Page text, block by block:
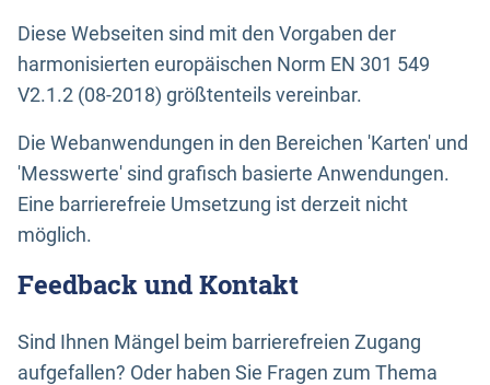
Diese Webseiten sind mit den Vorgaben der
harmonisierten europäischen Norm EN 301 549
V2.1.2 (08-2018) größtenteils vereinbar.
Die Webanwendungen in den Bereichen 'Karten' und
'Messwerte' sind grafisch basierte Anwendungen.
Eine barrierefreie Umsetzung ist derzeit nicht
möglich.
Feedback und Kontakt
Sind Ihnen Mängel beim barrierefreien Zugang
aufgefallen? Oder haben Sie Fragen zum Thema